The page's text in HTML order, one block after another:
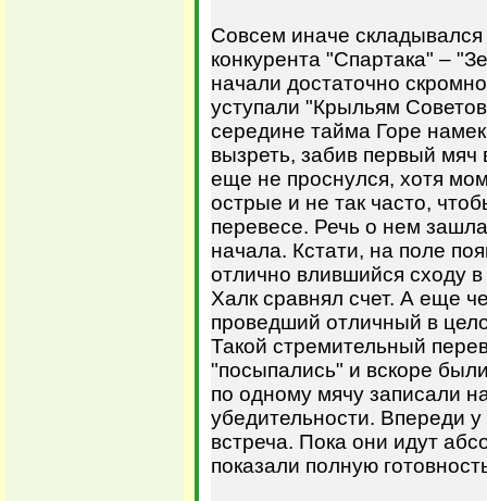
Совсем иначе складывался
конкурента "Спартака" –
начали достаточно
уступали "Крыльям
середине тайма Горе
вызреть, забив первый
еще не проснулся, хотя
острые и не так часто,
перевесе. Речь о нем
начала. Кстати, на поле
отлично влившийся сходу
Халк сравнял счет. А еще
проведший отличный в
Такой стремительный
"посыпались" и вскоре
по одному мячу записали
убедительности. Впереди
встреча. Пока они идут
показали полную